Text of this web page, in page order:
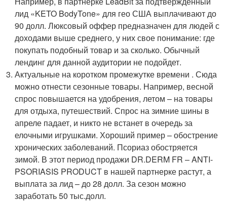
лид «KETO BodyTone» для гео США выплачивают до
90 долл. Люксовый оффер предназначен для людей с
доходами выше среднего, у них свое понимание: где
покупать подобный товар и за сколько. Обычный
лендинг для данной аудитории не подойдет.
Актуальные на коротком промежутке времени . Сюда
можно отнести сезонные товары. Например, весной
спрос повышается на удобрения, летом – на товары
для отдыха, путешествий. Спрос на зимние шины в
апреле падает, и никто не встанет в очередь за
елочными игрушками. Хороший пример – обострение
хронических заболеваний. Псориаз обостряется
зимой. В этот период продажи DR.DERM FR – ANTI-
PSORIASIS PRODUCT в нашей партнерке растут, а
выплата за лид – до 28 долл. За сезон можно
заработать 50 тыс.долл.